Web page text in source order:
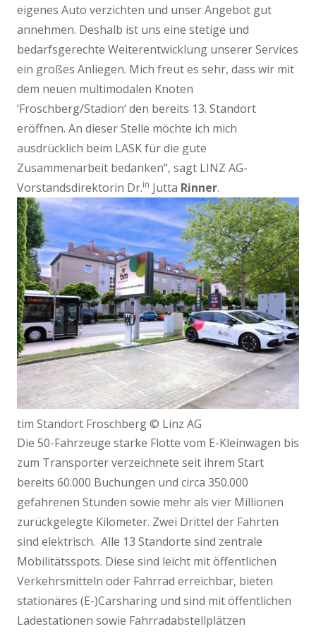
eigenes Auto verzichten und unser Angebot gut
annehmen. Deshalb ist uns eine stetige und
bedarfsgerechte Weiterentwicklung unserer Services
ein großes Anliegen. Mich freut es sehr, dass wir mit
dem neuen multimodalen Knoten
‘Froschberg/Stadion‘ den bereits 13. Standort
eröffnen. An dieser Stelle möchte ich mich
ausdrücklich beim LASK für die gute
Zusammenarbeit bedanken“, sagt LINZ AG-
Vorstandsdirektorin Dr.in Jutta Rinner.
tim Standort Froschberg © Linz AG
Die 50-Fahrzeuge starke Flotte vom E-Kleinwagen bis
zum Transporter verzeichnete seit ihrem Start
bereits 60.000 Buchungen und circa 350.000
gefahrenen Stunden sowie mehr als vier Millionen
zurückgelegte Kilometer. Zwei Drittel der Fahrten
sind elektrisch. Alle 13 Standorte sind zentrale
Mobilitätsspots. Diese sind leicht mit öffentlichen
Verkehrsmitteln oder Fahrrad erreichbar, bieten
stationäres (E-)Carsharing und sind mit öffentlichen
Ladestationen sowie Fahrradabstellplätzen